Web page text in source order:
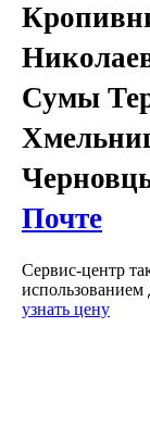
Сумы
Почте
Сервис-центр
использованием
узнать цену